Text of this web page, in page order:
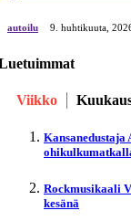
autoilu 9. huhtikuuta,
Viikko
Rockmusikaali
kesänä